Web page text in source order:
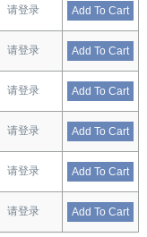
请登录 Add To Cart
请登录 Add To Cart
请登录 Add To Cart
请登录 Add To Cart
请登录 Add To Cart
请登录 Add To Cart